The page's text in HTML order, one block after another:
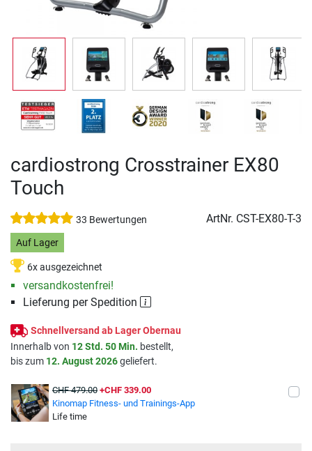
cardiostrong Crosstrainer EX80
Touch
33 Bewertungen ArtNr. CST-EX80-T-3
Auf Lager
6x ausgezeichnet
versandkostenfrei!
Lieferung per Spedition
Schnellversand ab Lager Obernau
Innerhalb von 12 Std. 50 Min. bestellt,
bis zum 12. August 2026geliefert.
CHF 479.00 +CHF 339.00
Kinomap Fitness- und Trainings-App
Life time